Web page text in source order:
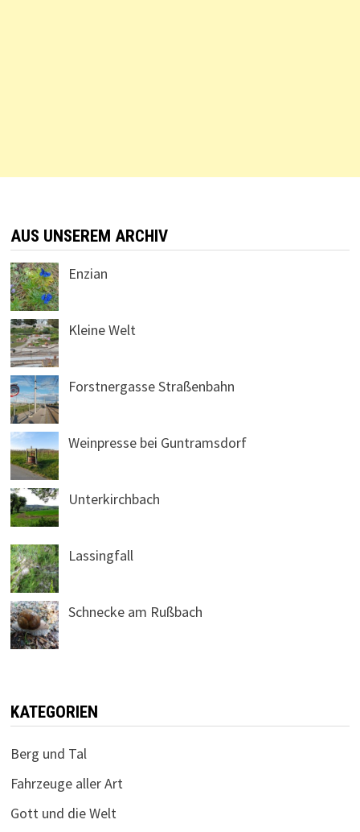
AUS UNSEREM ARCHIV
Enzian
Kleine Welt
Forstnergasse Straßenbahn
Weinpresse bei Guntramsdorf
Unterkirchbach
Lassingfall
Schnecke am Rußbach
KATEGORIEN
Berg und Tal
Fahrzeuge aller Art
Gott und die Welt